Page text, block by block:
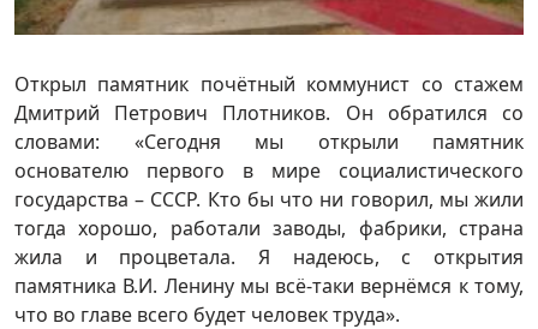
Открыл памятник почётный коммунист со стажем
Дмитрий Петрович Плотников. Он обратился со
словами: «Сегодня мы открыли памятник
основателю первого в мире социалистического
государства – СССР. Кто бы что ни говорил, мы жили
тогда хорошо, работали заводы, фабрики, страна
жила и процветала. Я надеюсь, с открытия
памятника В.И. Ленину мы всё-таки вернёмся к тому,
что во главе всего будет человек труда».